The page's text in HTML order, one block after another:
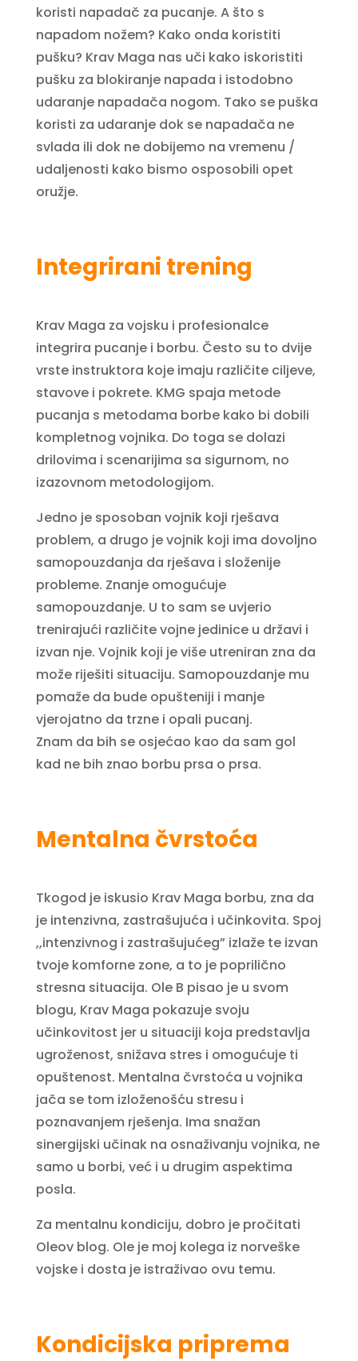
koristi napadač za pucanje. A što s
napadom nožem? Kako onda koristiti
pušku? Krav Maga nas uči kako iskoristiti
pušku za blokiranje napada i istodobno
udaranje napadača nogom. Tako se puška
koristi za udaranje dok se napadača ne
svlada ili dok ne dobijemo na vremenu /
udaljenosti kako bismo osposobili opet
oružje.
Integrirani trening
Krav Maga za vojsku i profesionalce
integrira pucanje i borbu. Često su to dvije
vrste instruktora koje imaju različite ciljeve,
stavove i pokrete. KMG spaja metode
pucanja s metodama borbe kako bi dobili
kompletnog vojnika. Do toga se dolazi
drilovima i scenarijima sa sigurnom, no
izazovnom metodologijom.
Jedno je sposoban vojnik koji rješava
problem, a drugo je vojnik koji ima dovoljno
samopouzdanja da rješava i složenije
probleme. Znanje omogućuje
samopouzdanje. U to sam se uvjerio
trenirajući različite vojne jedinice u državi i
izvan nje. Vojnik koji je više utreniran zna da
može riješiti situaciju. Samopouzdanje mu
pomaže da bude opušteniji i manje
vjerojatno da trzne i opali pucanj.
Znam da bih se osjećao kao da sam gol
kad ne bih znao borbu prsa o prsa.
Mentalna čvrstoća
Tkogod je iskusio Krav Maga borbu, zna da
je intenzivna, zastrašujuća i učinkovita. Spoj
,,intenzivnog i zastrašujućeg” izlaže te izvan
tvoje komforne zone, a to je poprilično
stresna situacija. Ole B pisao je u svom
blogu, Krav Maga pokazuje svoju
učinkovitost jer u situaciji koja predstavlja
ugroženost, snižava stres i omogućuje ti
opuštenost. Mentalna čvrstoća u vojnika
jača se tom izloženošću stresu i
poznavanjem rješenja. Ima snažan
sinergijski učinak na osnaživanju vojnika, ne
samo u borbi, već i u drugim aspektima
posla.
Za mentalnu kondiciju, dobro je pročitati
Oleov blog. Ole je moj kolega iz norveške
vojske i dosta je istraživao ovu temu.
Kondicijska priprema